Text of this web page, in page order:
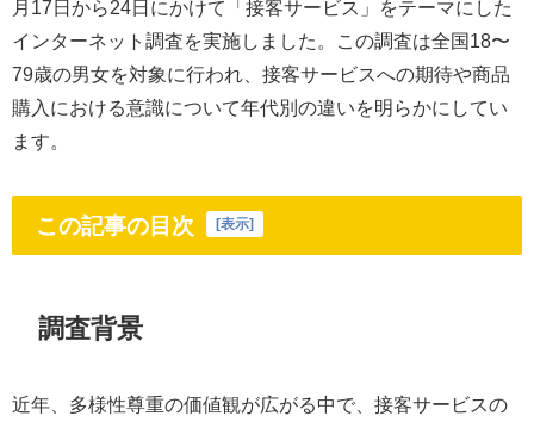
月17日から24日にかけて「接客サービス」をテーマにした
インターネット調査を実施しました。この調査は全国18〜
79歳の男女を対象に行われ、接客サービスへの期待や商品
購入における意識について年代別の違いを明らかにしてい
ます。
この記事の目次 [表示]
調査背景
近年、多様性尊重の価値観が広がる中で、接客サービスの